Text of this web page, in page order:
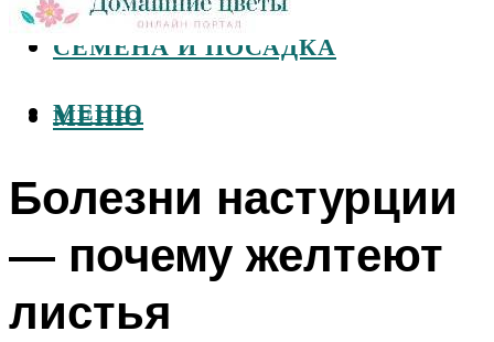
САДОВЫЕ ЦВЕТЫ
СЕМЕНА И ПОСАДКА
МЕНЮ
МЕНЮ
Болезни настурции
— почему желтеют
листья